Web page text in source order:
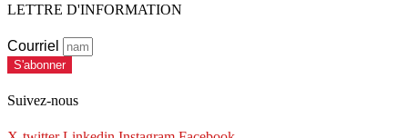
LETTRE D'INFORMATION
Courriel
S'abonner
Suivez-nous